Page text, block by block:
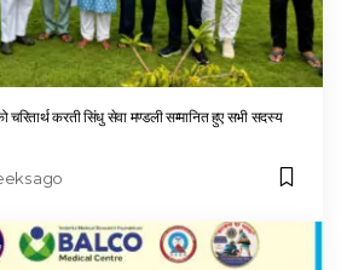
चरितार्थ करती सिंधु सेवा मण्डली सम्मानित हुए सभी सदस्य
ago